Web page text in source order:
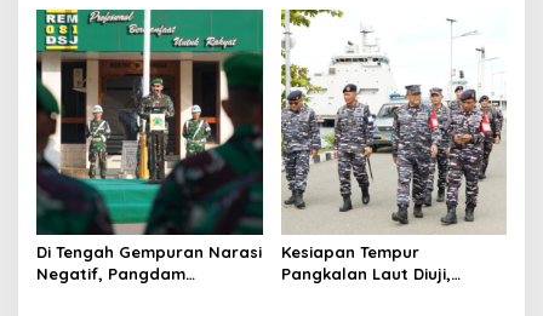
TP 933/Macan Wilis
Pangan, hingga Satuan
Baru di Malang
Di Tengah Gempuran Narasi
Negatif, Pangdam
Kesiapan Tempur
Pangkalan Laut Diuji,